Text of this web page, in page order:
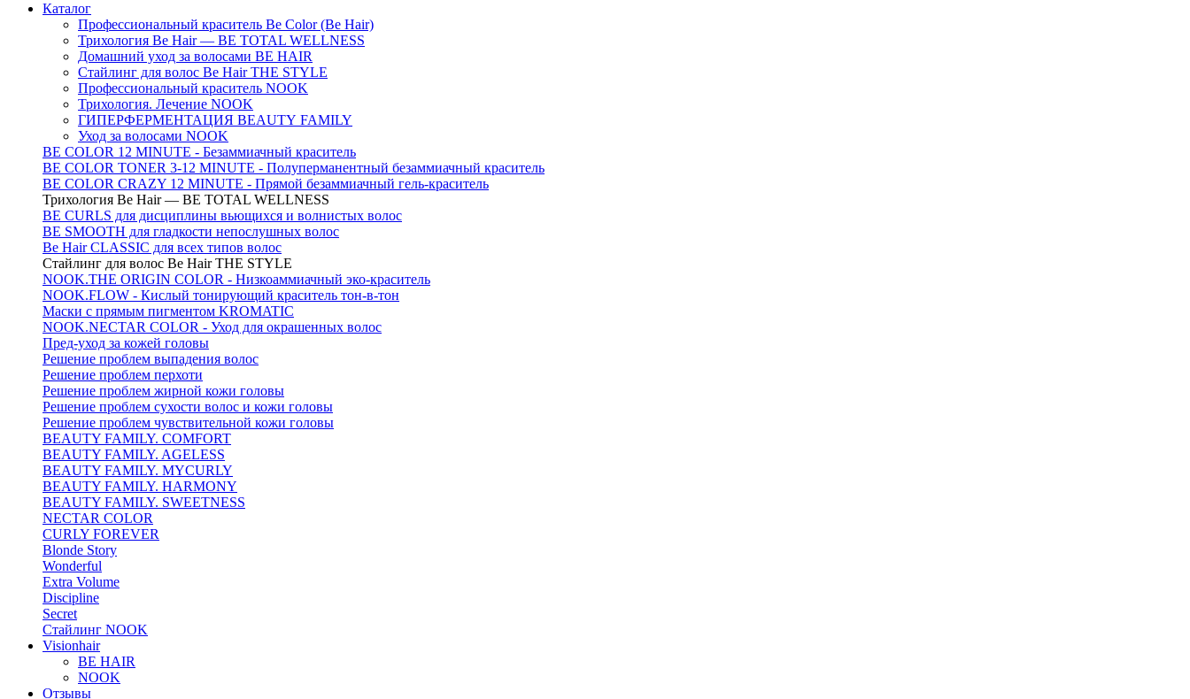
Каталог
Профессиональный краситель Be Color (Be Hair)
Трихология Be Hair — BE TOTAL WELLNESS
Домашний уход за волосами BE HAIR
Стайлинг для волос Be Hair THE STYLE
Профессиональный краситель NOOK
Трихология. Лечение NOOK
ГИПЕРФЕРМЕНТАЦИЯ BEAUTY FAMILY
Уход за волосами NOOK
BE COLOR 12 MINUTE - Безаммиачный краситель
BE COLOR TONER 3-12 MINUTE - Полуперманентный безаммиачный краситель
BE COLOR CRAZY 12 MINUTE - Прямой безаммиачный гель-краситель
Трихология Be Hair — BE TOTAL WELLNESS
BE CURLS для дисциплины вьющихся и волнистых волос
BE SMOOTH для гладкости непослушных волос
Be Hair CLASSIC для всех типов волос
Стайлинг для волос Be Hair THE STYLE
NOOK.THE ORIGIN COLOR - Низкоаммиачный эко-краситель
NOOK.FLOW - Кислый тонирующий краситель тон-в-тон
Маски с прямым пигментом KROMATIC
NOOK.NECTAR COLOR - Уход для окрашенных волос
Пред-уход за кожей головы
Решение проблем выпадения волос
Решение проблем перхоти
Решение проблем жирной кожи головы
Решение проблем сухости волос и кожи головы
Решение проблем чувствительной кожи головы
BEAUTY FAMILY. COMFORT
BEAUTY FAMILY. AGELESS
BEAUTY FAMILY. MYCURLY
BEAUTY FAMILY. HARMONY
BEAUTY FAMILY. SWEETNESS
NECTAR COLOR
CURLY FOREVER
Blonde Story
Wonderful
Extra Volume
Discipline
Secret
Стайлинг NOOK
Visionhair
BE HAIR
NOOK
Отзывы